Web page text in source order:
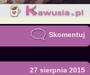
Skomentuj
27 sierpnia 2015